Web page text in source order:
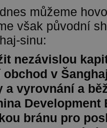
můžeme
však původní
sinu:
nezávislou
v
vyrovnání a
Development
bránu pro